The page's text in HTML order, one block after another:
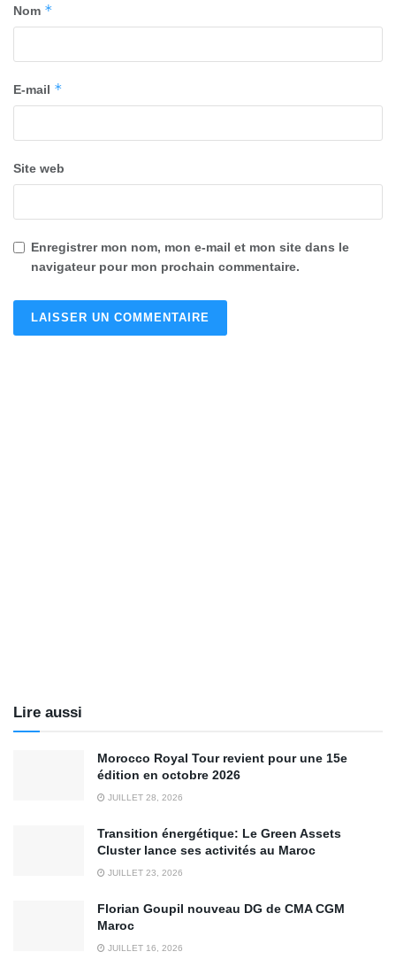
Nom *
E-mail *
Site web
Enregistrer mon nom, mon e-mail et mon site dans le
navigateur pour mon prochain commentaire.
Lire aussi
Morocco Royal Tour revient pour une 15e
édition en octobre 2026
JUILLET 28, 2026
Transition énergétique: Le Green Assets
Cluster lance ses activités au Maroc
JUILLET 23, 2026
Florian Goupil nouveau DG de CMA CGM
Maroc
JUILLET 16, 2026